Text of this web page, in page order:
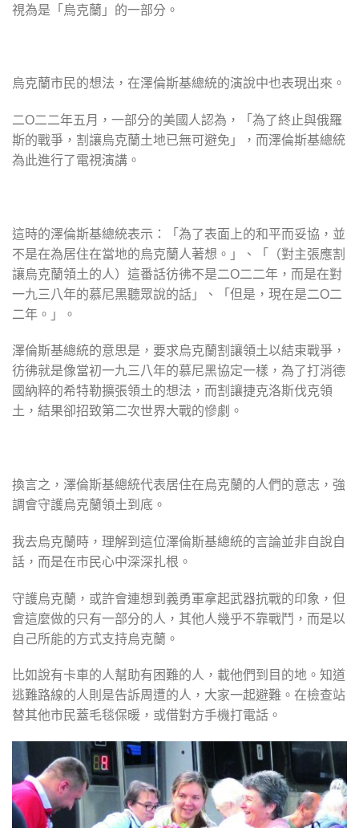
視為是「烏克蘭」的一部分。
烏克蘭市民的想法，在澤倫斯基總統的演說中也表現出來。
二Ο二二年五月，一部分的美國人認為，「為了終止與俄羅
斯的戰爭，割讓烏克蘭土地已無可避免」，而澤倫斯基總統
為此進行了電視演講。
這時的澤倫斯基總統表示：「為了表面上的和平而妥協，並
不是在為居住在當地的烏克蘭人著想。」、「（對主張應割
讓烏克蘭領土的人）這番話彷彿不是二Ο二二年，而是在對
一九三八年的慕尼黑聽眾說的話」、「但是，現在是二Ο二
二年。」。
澤倫斯基總統的意思是，要求烏克蘭割讓領土以結束戰爭，
彷彿就是像當初一九三八年的慕尼黑協定一樣，為了打消德
國納粹的希特勒擴張領土的想法，而割讓捷克洛斯伐克領
土，結果卻招致第二次世界大戰的慘劇。
換言之，澤倫斯基總統代表居住在烏克蘭的人們的意志，強
調會守護烏克蘭領土到底。
我去烏克蘭時，理解到這位澤倫斯基總統的言論並非自說自
話，而是在市民心中深深扎根。
守護烏克蘭，或許會連想到義勇軍拿起武器抗戰的印象，但
會這麼做的只有一部分的人，其他人幾乎不靠戰鬥，而是以
自己所能的方式支持烏克蘭。
比如說有卡車的人幫助有困難的人，載他們到目的地。知道
逃難路線的人則是告訴周遭的人，大家一起避難。在檢查站
替其他市民蓋毛毯保暖，或借對方手機打電話。